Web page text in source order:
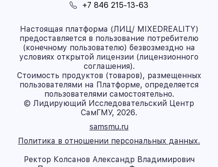
+7 846 215-13-63
Настоящая платформа (ЛИЦ/ MIXEDREALITY)
предоставляется в пользование потребителю
(конечному пользователю) безвозмездно на
условиях открытой лицензии (лицензионного
соглашения).
Стоимость продуктов (товаров), размещенных
пользователями на Платформе, определяется
пользователями самостоятельно.
© Лидирующий Исследовательский Центр
СамГМУ, 2026.
samsmu.ru
Политика в отношении персональных данных.
Ректор Колсанов Александр Владимирович